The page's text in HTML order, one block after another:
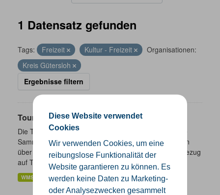
Diese Website verwendet
Cookies
Wir verwenden Cookies, um eine
reibungslose Funktionalität der
Website garantieren zu können. Es
werden keine Daten zu Marketing-
oder Analysezwecken gesammelt
1 Datensatz gefunden
Tags: Freizeit Kultur - Freizeit
Organisationen:
Kreis Gütersloh
Ergebnisse filtern
Touristik- und Freizeitinformationen NRW
Die Touristik- und Freizeitinformationen NRW sind eine
Sammlung von Daten des Landes Nordrhein-Westfalen
über ausgewählte freizeitbezogene Informationen in Bezug
auf Tourismus,...
WMS